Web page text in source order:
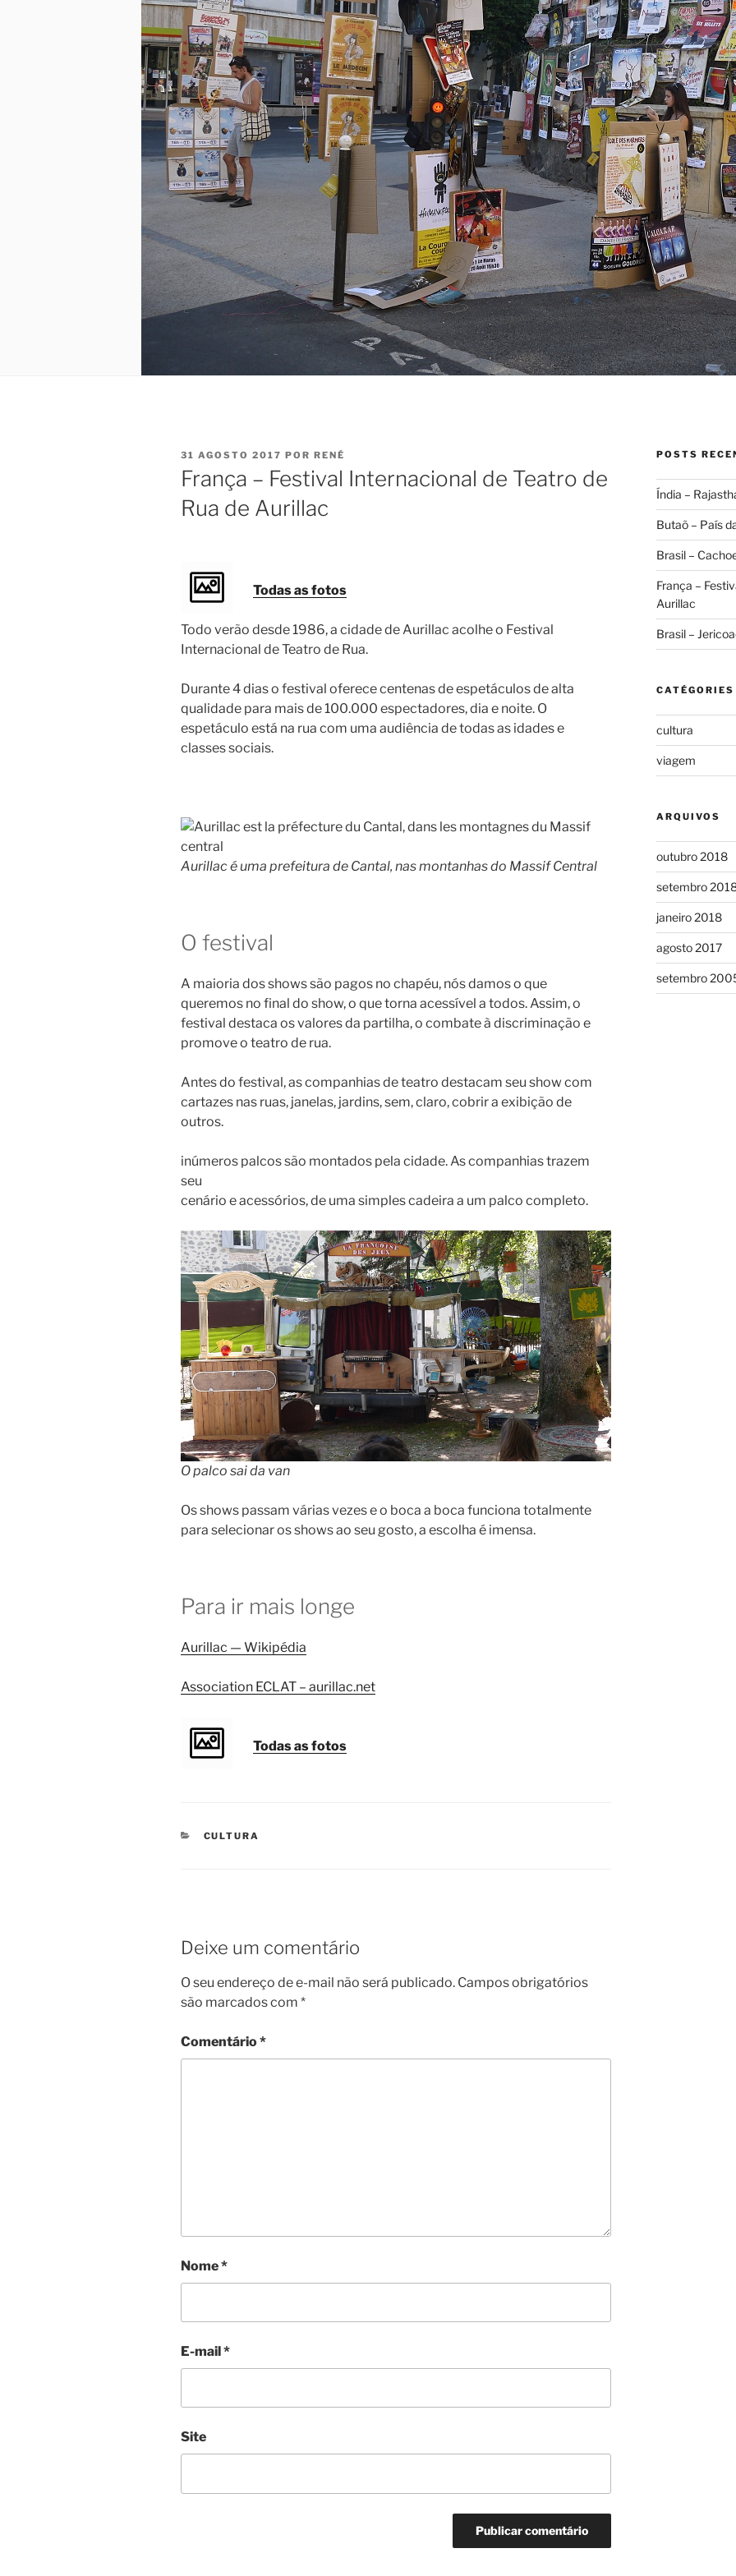
PUBLICADO
EM
31 AGOSTO 2017 POR RENÉ
França – Festival Internacional de Teatro de
Rua de Aurillac
Todas as fotos
Todo verão desde 1986, a cidade de Aurillac acolhe o Festival
Internacional de Teatro de Rua.
Durante 4 dias o festival oferece centenas de espetáculos de alta
qualidade para mais de 100.000 espectadores, dia e noite. O
espetáculo está na rua com uma audiência de todas as idades e
classes sociais.
Aurillac é uma prefeitura de Cantal, nas montanhas do Massif Central
O festival
A maioria dos shows são pagos no chapéu, nós damos o que
queremos no final do show, o que torna acessível a todos. Assim, o
festival destaca os valores da partilha, o combate à discriminação e
promove o teatro de rua.
Antes do festival, as companhias de teatro destacam seu show com
cartazes nas ruas, janelas, jardins, sem, claro, cobrir a exibição de
outros.
inúmeros palcos são montados pela cidade. As companhias trazem
seu
cenário e acessórios, de uma simples cadeira a um palco completo.
O palco sai da van
Os shows passam várias vezes e o boca a boca funciona totalmente
para selecionar os shows ao seu gosto, a escolha é imensa.
Para ir mais longe
Aurillac — Wikipédia
Association ECLAT – aurillac.net
Todas as fotos
CATEGORIAS
CULTURA
Deixe um comentário
O seu endereço de e-mail não será publicado. Campos obrigatórios
são marcados com *
Comentário*
Nome*
E-mail*
Site
POSTS
Índia –
Butaõ – País
Brasil –
França –
Aurillac
Brasil –
CATÉGORIES
cultura
viagem
ARQUIVOS
outubro 2018
setembro
janeiro 2018
agosto 2017
setembro